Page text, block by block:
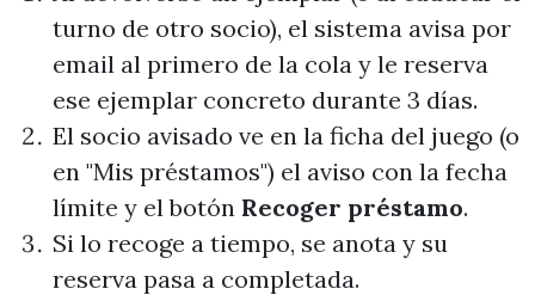
turno de otro socio), el sistema avisa por
email al primero de la cola y le reserva
ese ejemplar concreto durante 3 días.
El socio avisado ve en la ficha del juego (o
en "Mis préstamos") el aviso con la fecha
límite y el botón Recoger préstamo.
Si lo recoge a tiempo, se anota y su
reserva pasa a completada.